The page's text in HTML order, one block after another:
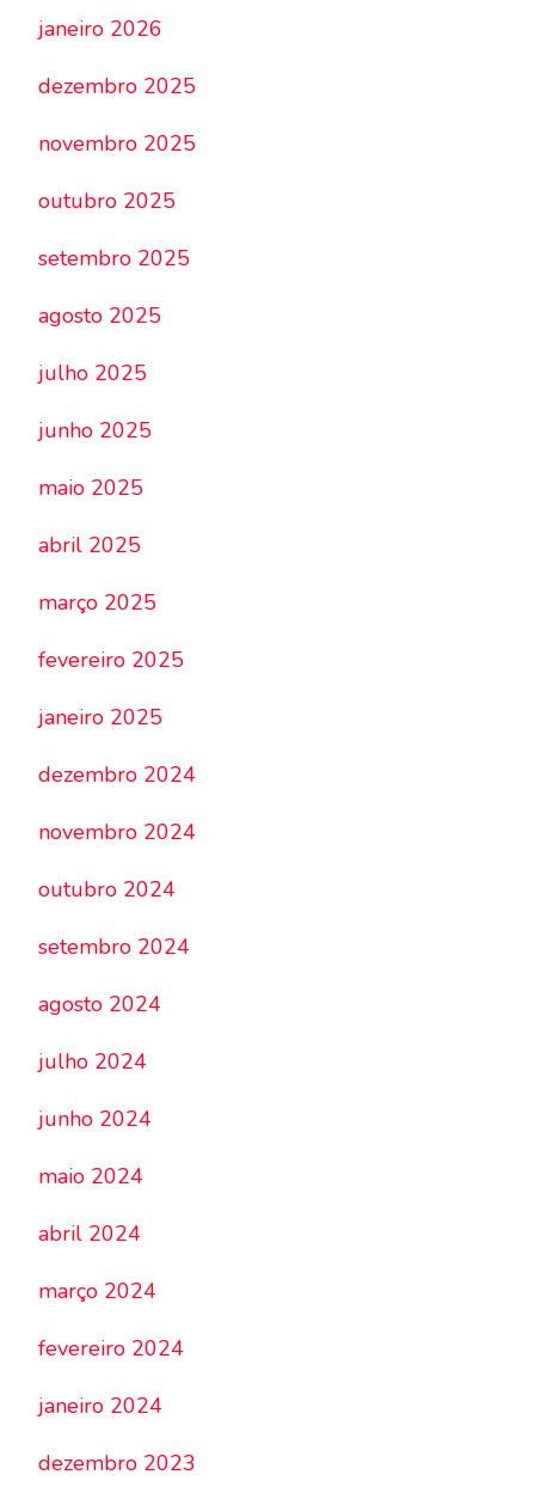
janeiro 2026
dezembro 2025
novembro 2025
outubro 2025
setembro 2025
agosto 2025
julho 2025
junho 2025
maio 2025
abril 2025
março 2025
fevereiro 2025
janeiro 2025
dezembro 2024
novembro 2024
outubro 2024
setembro 2024
agosto 2024
julho 2024
junho 2024
maio 2024
abril 2024
março 2024
fevereiro 2024
janeiro 2024
dezembro 2023